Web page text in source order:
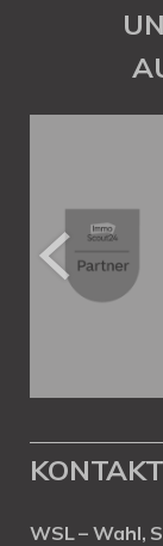
KONTAKT
WSL – Wahl,